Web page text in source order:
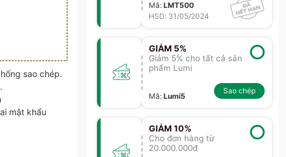
sao chép.
mật khẩu
Mã:LMT500
HSD: 31/05/2024
GIẢM 5%
Giảm 5% cho tất cả sản
phẩm Lumi
Mã:Lumi5
Sao chép
GIẢM 10%
Cho đơn hàng từ
20.000.000đ